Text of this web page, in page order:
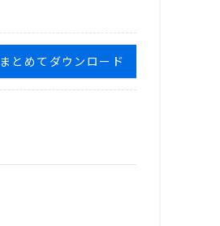
まとめてダウンロード